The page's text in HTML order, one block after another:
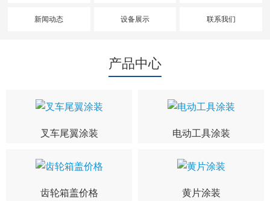
新闻动态 设备展示 联系我们
产品中心
叉车尾翼涂装 电动工具涂装
齿轮箱盖价格 黄片涂装